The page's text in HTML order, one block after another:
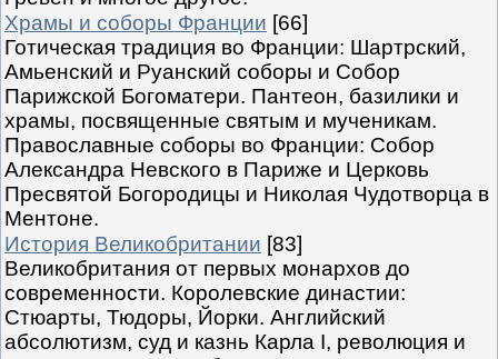
Храмы и соборы Франции [66]
Готическая традиция во Франции: Шартрский,
Амьенский и Руанский соборы и Собор
Парижской Богоматери. Пантеон, базилики и
храмы, посвященные святым и мученикам.
Православные соборы во Франции: Собор
Александра Невского в Париже и Церковь
Пресвятой Богородицы и Николая Чудотворца в
Ментоне.
История Великобритании [83]
Великобритания от первых монархов до
современности. Королевские династии:
Стюарты, Тюдоры, Йорки. Английский
абсолютизм, суд и казнь Карла I, революция и